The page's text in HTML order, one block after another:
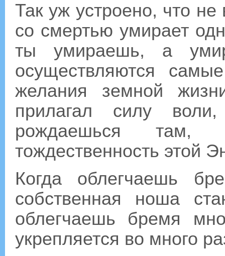
Так уж устроено, что
со смертью умирает
ты умираешь, а
осуществляются
желания земной
прилагал силу
рождаешься там,
тождественность этой
Когда облегчаешь
собственная ноша
облегчаешь бремя
укрепляется во много